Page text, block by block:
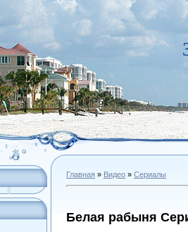
Главная » Видео » Сериалы
Белая рабыня